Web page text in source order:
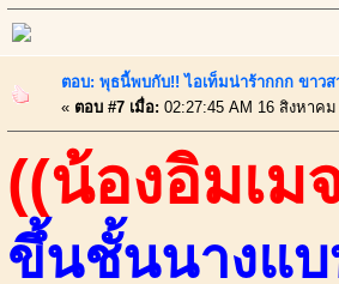
ตอบ: พุธนี้พบกับ!! ไอเท็มน่าร้ากกก ขาว
« ตอบ #7 เมื่อ: 02:27:45 AM 16 สิงหาคม
((น้องอิมเม
ขึ้นชั้นนางแ